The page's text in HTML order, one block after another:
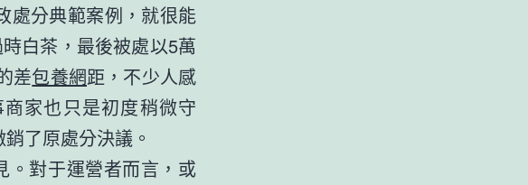
處分典範案例，就很能
白茶，最後被處以5萬
差包養網距，不少人感
家也只是初度稍微守
了原處分決議。
。對于運營者而言，或